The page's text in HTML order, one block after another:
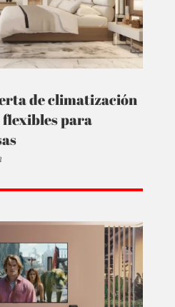
de climatización
para